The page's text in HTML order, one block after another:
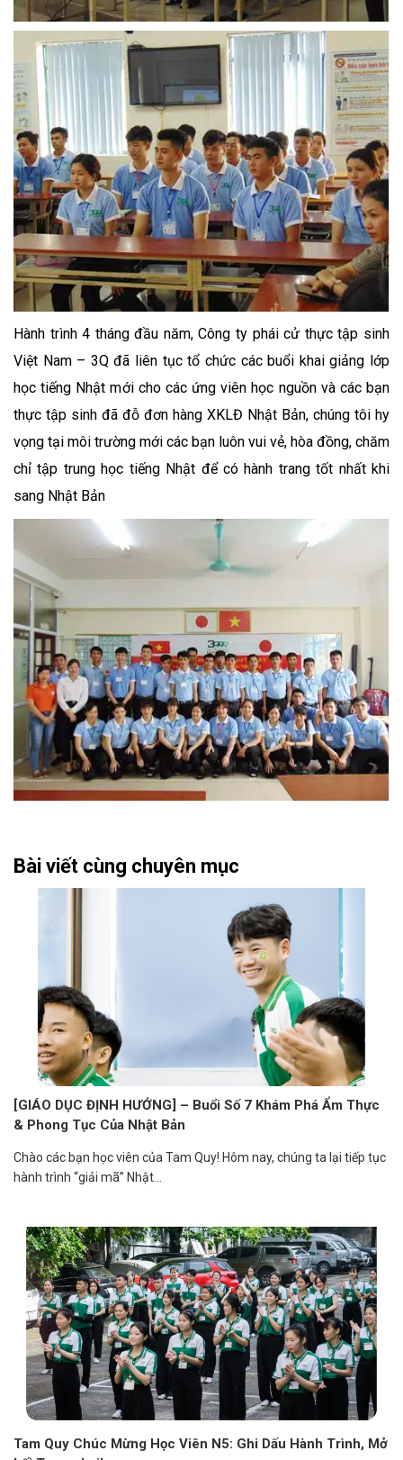
Hành trình 4 tháng đầu năm, Công ty phái cử thực tập sinh
Việt Nam – 3Q đã liên tục tổ chức các buổi khai giảng lớp
học tiếng Nhật mới cho các ứng viên học nguồn và các bạn
thực tập sinh đã đỗ đơn hàng XKLĐ Nhật Bản, chúng tôi hy
vọng tại môi trường mới các bạn luôn vui vẻ, hòa đồng, chăm
chỉ tập trung học tiếng Nhật để có hành trang tốt nhất khi
sang Nhật Bản
Bài viết cùng chuyên mục
[GIÁO DỤC ĐỊNH HƯỚNG] – Buổi Số 7 Khám Phá Ẩm Thực
& Phong Tục Của Nhật Bản
Chào các bạn học viên của Tam Quy! Hôm nay, chúng ta lại tiếp tục
hành trình “giải mã” Nhật...
Tam Quy Chúc Mừng Học Viên N5: Ghi Dấu Hành Trình, Mở